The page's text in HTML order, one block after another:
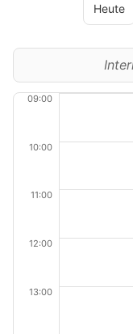
Heute
09:00
10:00
11:00
12:00
13:00